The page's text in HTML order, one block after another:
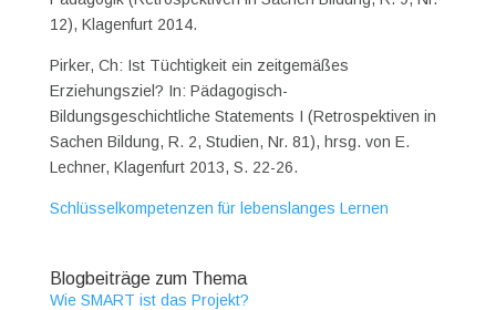
12), Klagenfurt 2014.
Pirker, Ch: Ist Tüchtigkeit ein zeitgemäßes
Erziehungsziel? In: Pädagogisch-
Bildungsgeschichtliche Statements I (Retrospektiven in
Sachen Bildung, R. 2, Studien, Nr. 81), hrsg. von E.
Lechner, Klagenfurt 2013, S. 22-26.
Schlüsselkompetenzen für lebenslanges Lernen
Blogbeiträge zum Thema
Wie SMART ist das Projekt?